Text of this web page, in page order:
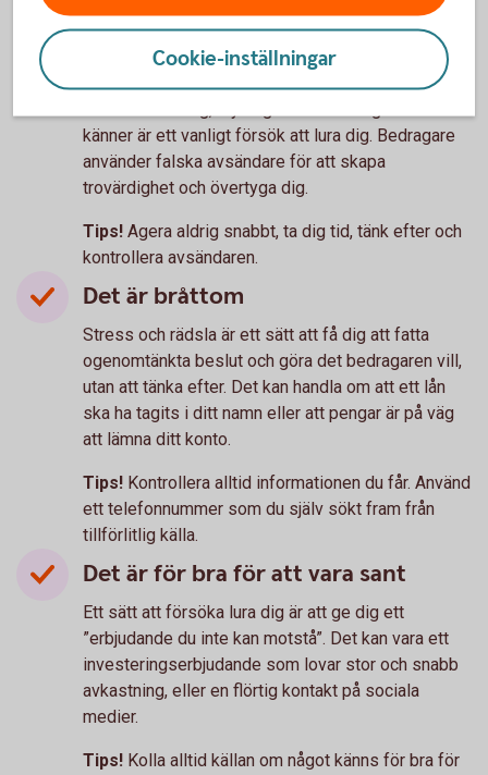
Oväntad kontakt
Oväntade kontakter som ser ut att komma från
känner är ett vanligt försök att lura dig. Bedragare
använder falska avsändare för att skapa
trovärdighet och övertyga dig.
Tips! Agera aldrig snabbt, ta dig tid, tänk efter och
kontrollera avsändaren.
Det är bråttom
Stress och rädsla är ett sätt att få dig att fatta
ogenomtänkta beslut och göra det bedragaren vill,
utan att tänka efter. Det kan handla om att ett lån
ska ha tagits i ditt namn eller att pengar är på väg
att lämna ditt konto.
Tips! Kontrollera alltid informationen du får. Använd
ett telefonnummer som du själv sökt fram från
tillförlitlig källa.
Det är för bra för att vara sant
Ett sätt att försöka lura dig är att ge dig ett
”erbjudande du inte kan motstå”. Det kan vara ett
investeringserbjudande som lovar stor och snabb
avkastning, eller en flörtig kontakt på sociala
medier.
Tips! Kolla alltid källan om något känns för bra för
Cookie-inställningar